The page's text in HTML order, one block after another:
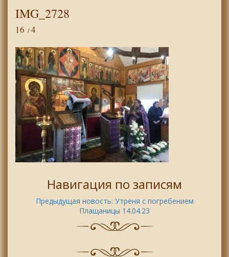
IMG_2728
16 4
Навигация по записям
Предыдущая новость: Утреня с погребением
Плащаницы 14.04.23